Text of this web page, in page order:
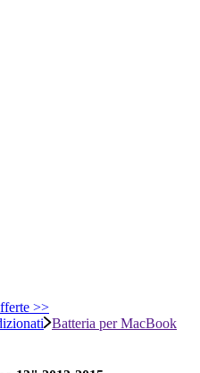
>>
Batteria per MacBook